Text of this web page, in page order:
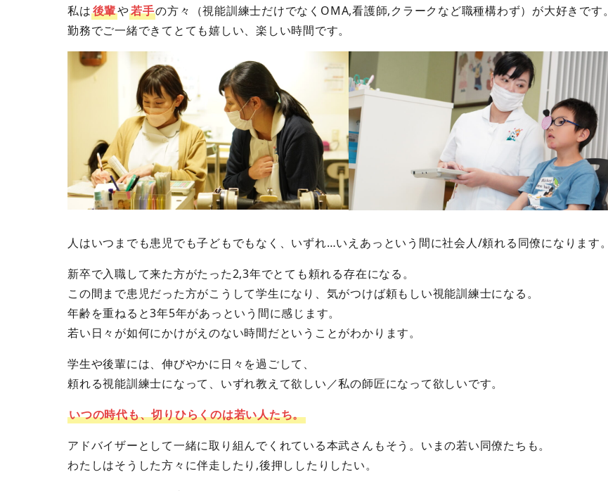
私は後輩や若手の方々（視能訓練士だけでなくOMA,看護師,クラークなど職種構わず）が大好きです。
勤務でご一緒できてとても嬉しい、楽しい時間です。
人はいつまでも患児でも子どもでもなく、いずれ…いえあっという間に社会人/頼れる同僚になります。
新卒で入職して来た方がたった2,3年でとても頼れる存在になる。
この間まで患児だった方がこうして学生になり、気がつけば頼もしい視能訓練士になる。
年齢を重ねると3年5年があっという間に感じます。
若い日々が如何にかけがえのない時間だということがわかります。
学生や後輩には、伸びやかに日々を過ごして、
頼れる視能訓練士になって、いずれ教えて欲しい／私の師匠になって欲しいです。
いつの時代も、切りひらくのは若い人たち。
アドバイザーとして一緒に取り組んでくれている本武さんもそう。いまの若い同僚たちも。
わたしはそうした方々に伴走したり,後押ししたりしたい。